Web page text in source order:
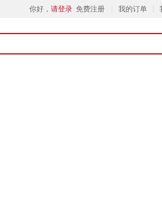
你好， 请登录 免费注册 我的订单